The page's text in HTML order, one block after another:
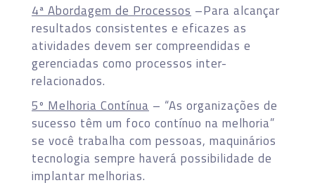
4ª Abordagem de Processos –Para alcançar
resultados consistentes e eficazes as
atividades devem ser compreendidas e
gerenciadas como processos inter-
relacionados.
5º Melhoria Contínua – “As organizações de
sucesso têm um foco contínuo na melhoria”
se você trabalha com pessoas, maquinários
tecnologia sempre haverá possibilidade de
implantar melhorias.